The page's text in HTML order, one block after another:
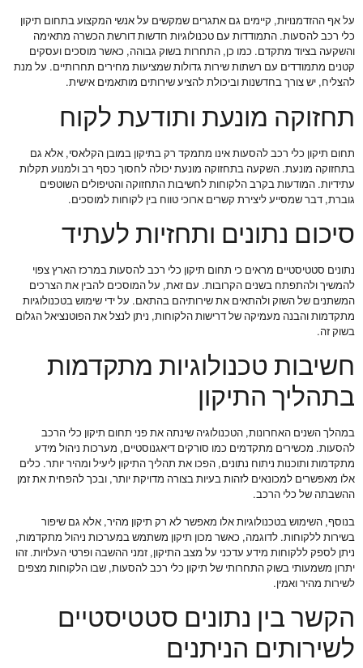
על אף ההזדמנויות, קיימים גם אתגרים שמקשים על אנשי המקצוע בתחום תיקון
כלי רכב להסעות. התמודדות עם טכנולוגיות חדשות דורשת הכשרה מתאימה
והשקעה בציוד מתקדם. כמו כן, התחרות בשוק גבוהה, כאשר מוסכים ועסקים
קטנים מתמודדים עם רשתות שירות גדולות שמציעות מחירים תחרותיים. על מנת
להצליח, יש צורך בחדשנות וביכולת להציע שירותים מותאמים אישית.
תחזוקה מונעת ותודעת לקוח
תחום תיקון כלי רכב להסעות אינו מתמקד רק בתיקון במובן הקלאסי, אלא גם
בתחזוקה מונעת. השקעה בתחזוקה מונעת יכולה לחסוך כסף רב ולמנוע תקלות
עתידיות. המודעות בקרב הלקוחות לחשיבות התחזוקה והטיפולים השוטפים
גוברת, דבר שמסייע ליצירת קשרים ארוכי טווח בין לקוחות למוסכים.
סיכום נתונים ותחזיות לעתיד
נתונים סטטיסטיים מראים כי תחום תיקון כלי רכב להסעות במרכז הארץ צפוי
להמשיך ולהתפתח בשנים הקרובות. עם זאת, על המוסכים להבין את הצרכים
המשתנים של השוק ולהתאים את שירותיהם בהתאם. על ידי שימוש בטכנולוגיות
מתקדמות והבנה מעמיקה של דרישות הלקוחות, ניתן לנצל את הפוטנציאל הגלום
בשוק זה.
חשיבות טכנולוגיות מתקדמות
בתהליך התיקון
במהלך השנים האחרונות, הטכנולוגיה שינתה את פני תחום תיקון כלי הרכב
להסעות. מכשירים מתקדמים כמו סורקים דיאגנוסטיים, מערכות ניהול מידע
מתקדמות ותוכנות ניתוח נתונים, הפכו את תהליך התיקון ליעיל ומהיר יותר. כלים
אלו מאפשרים למכונאים לזהות בעיות בצורה מדויקת יותר, ובכך להפחית את זמן
ההשבתה של כלי הרכב.
בנוסף, השימוש בטכנולוגיות אלו מאפשר לא רק תיקון מהיר, אלא גם שיפור
בשירות ללקוחות. לדוגמה, כאשר מכון תיקון משתמש במערכות ניהול מתקדמות,
ניתן לספק ללקוחות מידע עדכני על מצב התיקון, זמני ההשבה ופרטי העלויות. זהו
יתרון משמעותי בשוק התחרותי של תיקון כלי רכב להסעות, שבו הלקוחות מצפים
לשירות מהיר ואמין.
הקשר בין נתונים סטטיסטיים
לשירותים הניתנים